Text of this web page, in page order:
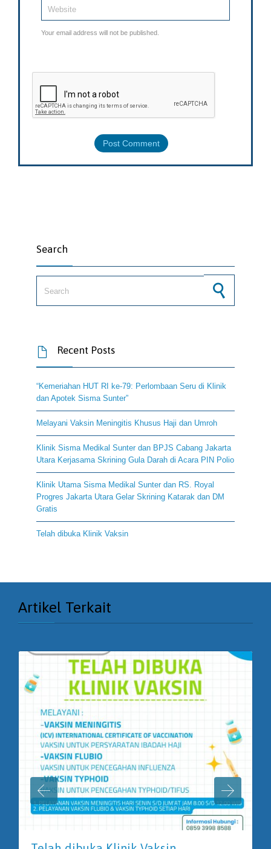
Your email address will not be published.
Search
 Recent Posts
“Kemeriahan HUT RI ke-79: Perlombaan Seru di Klinik
dan Apotek Sisma Sunter”
Melayani Vaksin Meningitis Khusus Haji dan Umroh
Klinik Sisma Medikal Sunter dan BPJS Cabang Jakarta
Utara Kerjasama Skrining Gula Darah di Acara PIN Polio
Klinik Utama Sisma Medikal Sunter dan RS. Royal
Progres Jakarta Utara Gelar Skrining Katarak dan DM
Gratis
Telah dibuka Klinik Vaksin
Artikel Terkait